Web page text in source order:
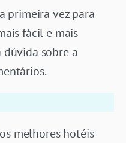
primeira vez para
fácil e mais
sobre a
melhores hotéis